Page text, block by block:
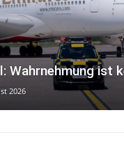
Wahrnehmung ist
2026